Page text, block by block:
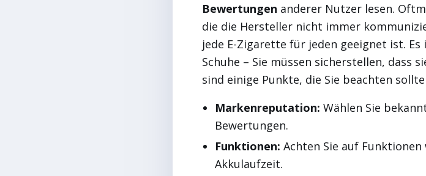
Bewertungen anderer Nutzer lesen.
die die Hersteller nicht immer
jede E-Zigarette für jeden geeignet ist.
Schuhe – Sie müssen sicherstellen, dass
sind einige Punkte, die Sie beachten
Markenreputation: Wählen Sie
Bewertungen.
Funktionen: Achten Sie auf
Akkulaufzeit.